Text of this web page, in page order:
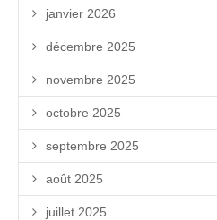
janvier 2026
décembre 2025
novembre 2025
octobre 2025
septembre 2025
août 2025
juillet 2025